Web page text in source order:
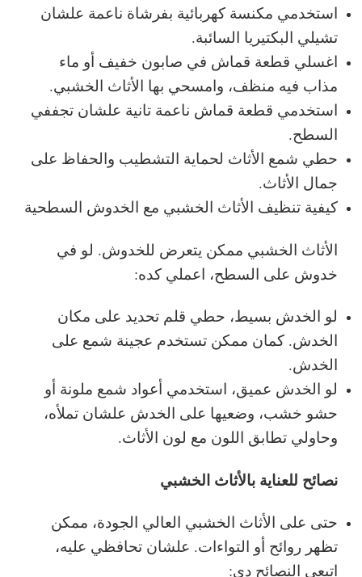
استخدمي مكنسة كهربائية بفرشاة ناعمة علشان
تشيلي البكتيريا السائبة.
اغسلي قطعة قماش في صابون خفيف أو ماء
مذاب فيه منظف، وامسحي بها الأثاث الخشبي.
استخدمي قطعة قماش ناعمة تانية علشان تجففي
السطح.
حطي شمع الأثاث لحماية التشطيب والحفاظ على
جمال الأثاث.
كيفية تنظيف الأثاث الخشبي مع الخدوش السطحية
الأثاث الخشبي ممكن يتعرض للخدوش. لو في
خدوش على السطح، اعملي كده:
لو الخدش بسيط، حطي قلم تحديد على مكان
الخدش. كمان ممكن تستخدم عجينة شمع على
الخدش.
لو الخدش عميق، استخدمي أعواد شمع ملونة أو
حشو خشب، وضعيها على الخدش علشان تملأه،
وحاولي تطابق اللون مع لون الأثاث.
نصائح للعناية بالأثاث الخشبي
حتى على الأثاث الخشبي العالي الجودة، ممكن
تظهر روائح أو التواءات. علشان تحافظي عليه،
اتبعي النصائح دي: